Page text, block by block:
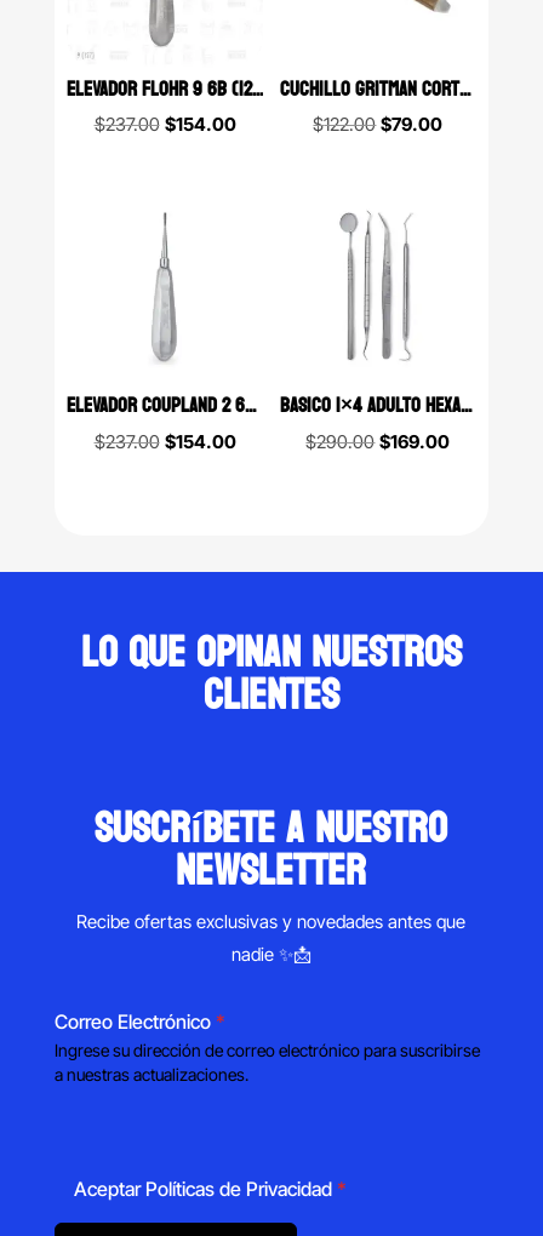
ELEVADOR FLOHR 9 6B (127)
$237.00 Original
$237.00.
$154.00Current
CUCHILLO GRITMAN CORTO DOBLE PARTE ACTIVA 6B (225)
$122.00Original
$122.00.
$79.00Current
ELEVADOR COUPLAND 2 6B (129)
$237.00 Original
$154.00Current
BASICO 1×4 ADULTO HEXAGONAL PREMIUM 6B (327-B)
$290.00Original
$169.00Current
Lo que opinan nuestros
clientes
suscríbete a nuestro
newsletter
Recibe ofertas exclusivas y novedades antes que
nadie ✨📩
Correo Electrónico *
Ingrese su dirección de correo electrónico para suscribirse
a nuestras actualizaciones.
Aceptar Políticas de Privacidad *